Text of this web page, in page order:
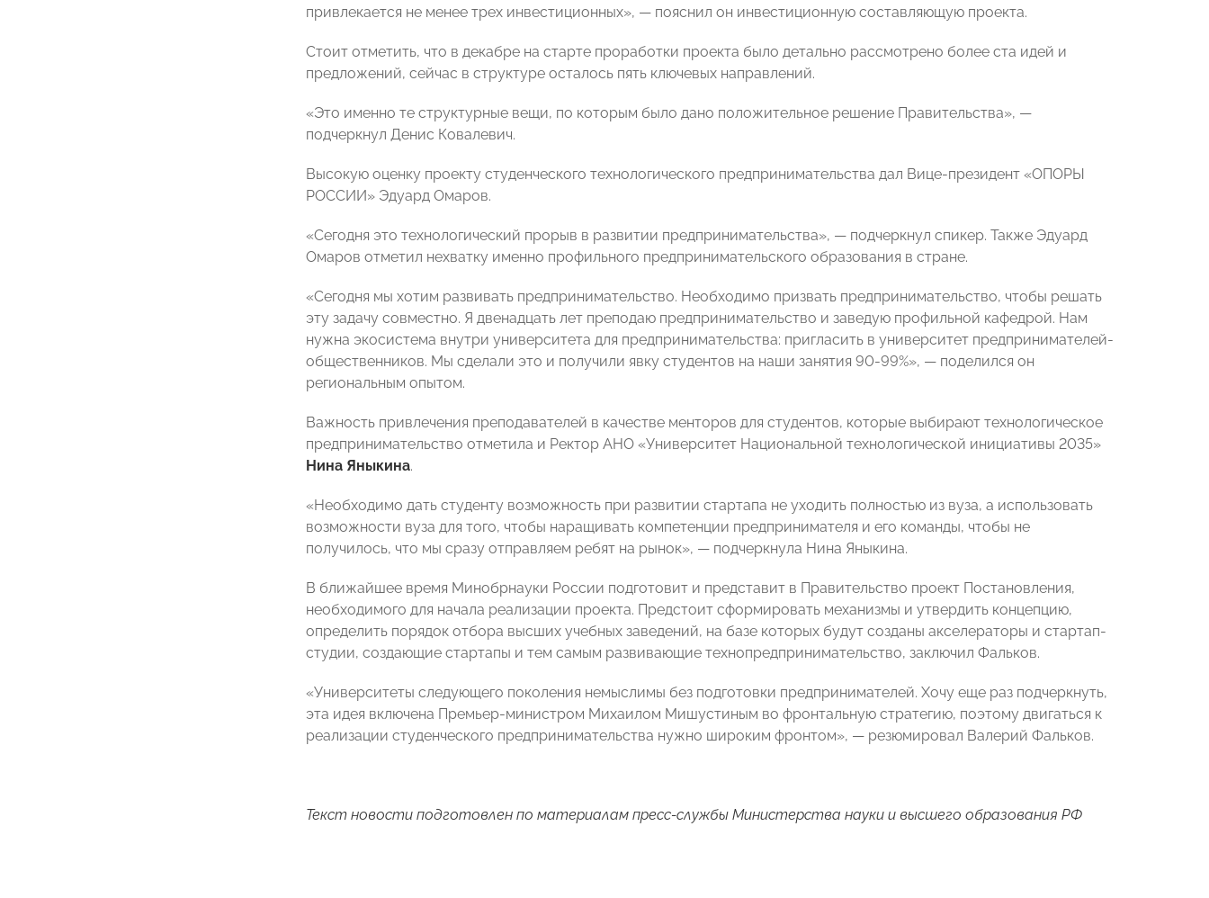
привлекается не менее трех инвестиционных», — пояснил он инвестиционную составляющую проекта.
Стоит отметить, что в декабре на старте проработки проекта было детально рассмотрено более ста идей и
предложений, сейчас в структуре осталось пять ключевых направлений.
«Это именно те структурные вещи, по которым было дано положительное решение Правительства», —
подчеркнул Денис Ковалевич.
Высокую оценку проекту студенческого технологического предпринимательства дал Вице-президент «ОПОРЫ
РОССИИ» Эдуард Омаров.
«Сегодня это технологический прорыв в развитии предпринимательства», — подчеркнул спикер. Также Эдуард
Омаров отметил нехватку именно профильного предпринимательского образования в стране.
«Сегодня мы хотим развивать предпринимательство. Необходимо призвать предпринимательство, чтобы решать
эту задачу совместно. Я двенадцать лет преподаю предпринимательство и заведую профильной кафедрой. Нам
нужна экосистема внутри университета для предпринимательства: пригласить в университет предпринимателей-
общественников. Мы сделали это и получили явку студентов на наши занятия 90-99%», — поделился он
региональным опытом.
Важность привлечения преподавателей в качестве менторов для студентов, которые выбирают технологическое
предпринимательство отметила и Ректор АНО «Университет Национальной технологической инициативы 2035»
Нина Яныкина.
«Необходимо дать студенту возможность при развитии стартапа не уходить полностью из вуза, а использовать
возможности вуза для того, чтобы наращивать компетенции предпринимателя и его команды, чтобы не
получилось, что мы сразу отправляем ребят на рынок», — подчеркнула Нина Яныкина.
В ближайшее время Минобрнауки России подготовит и представит в Правительство проект Постановления,
необходимого для начала реализации проекта. Предстоит сформировать механизмы и утвердить концепцию,
определить порядок отбора высших учебных заведений, на базе которых будут созданы акселераторы и стартап-
студии, создающие стартапы и тем самым развивающие технопредпринимательство, заключил Фальков.
«Университеты следующего поколения немыслимы без подготовки предпринимателей. Хочу еще раз подчеркнуть,
эта идея включена Премьер-министром Михаилом Мишустиным во фронтальную стратегию, поэтому двигаться к
реализации студенческого предпринимательства нужно широким фронтом», — резюмировал Валерий Фальков.
Текст новости подготовлен по материалам пресс-службы Министерства науки и высшего образования РФ